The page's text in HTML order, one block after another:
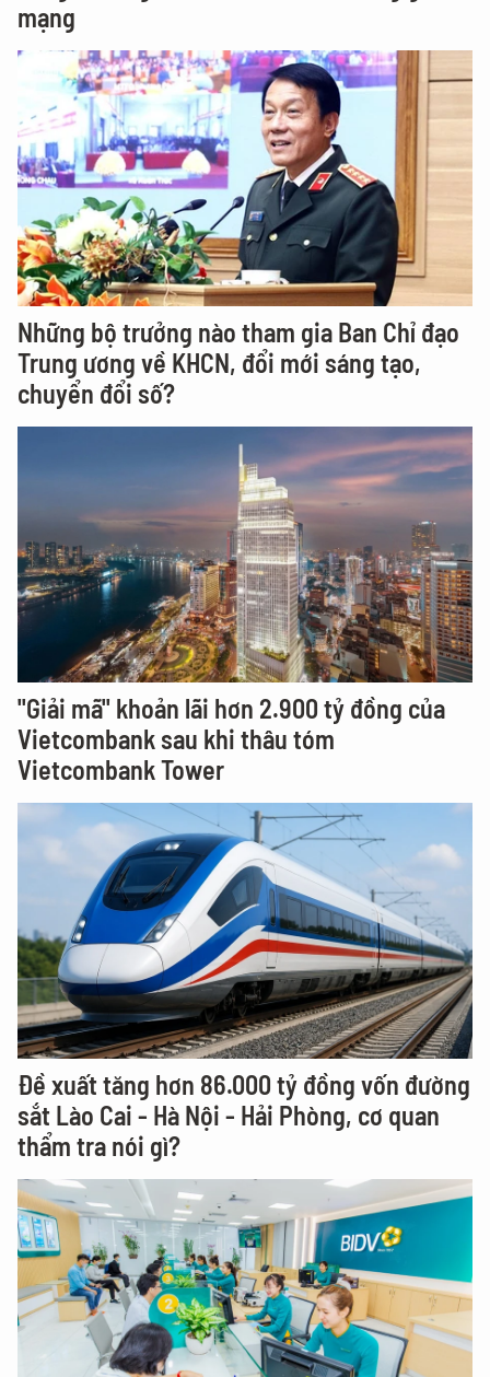
mạng
Những bộ trưởng nào tham gia Ban Chỉ đạo
Trung ương về KHCN, đổi mới sáng tạo,
chuyển đổi số?
"Giải mã" khoản lãi hơn 2.900 tỷ đồng của
Vietcombank sau khi thâu tóm
Vietcombank Tower
Đề xuất tăng hơn 86.000 tỷ đồng vốn đường
sắt Lào Cai - Hà Nội - Hải Phòng, cơ quan
thẩm tra nói gì?